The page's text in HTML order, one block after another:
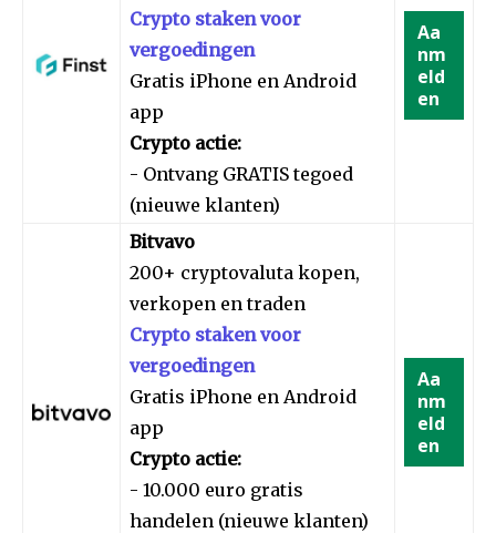
Crypto staken voor
vergoedingen
Gratis iPhone en Android
app
Crypto actie:
- Ontvang GRATIS tegoed
(nieuwe klanten)
Aa
nm
eld
en
Bitvavo
200+ cryptovaluta kopen,
verkopen en traden
Crypto staken voor
vergoedingen
Gratis iPhone en Android
app
Crypto actie:
- 10.000 euro gratis
handelen (nieuwe klanten)
Aa
nm
eld
en